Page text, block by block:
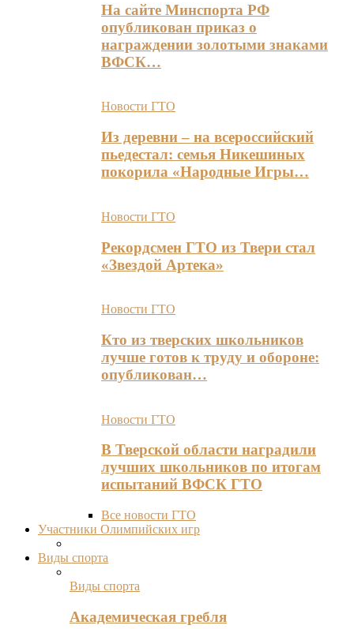
На сайте Минспорта РФ
опубликован приказ о
награждении золотыми знаками
ВФСК…
Новости ГТО
Из деревни – на всероссийский
пьедестал: семья Никешиных
покорила «Народные Игры…
Новости ГТО
Рекордсмен ГТО из Твери стал
«Звездой Артека»
Новости ГТО
Кто из тверских школьников
лучше готов к труду и обороне:
опубликован…
Новости ГТО
В Тверской области наградили
лучших школьников по итогам
испытаний ВФСК ГТО
Все новости ГТО
Участники Олимпийских игр
Виды спорта
Виды спорта
Академическая гребля